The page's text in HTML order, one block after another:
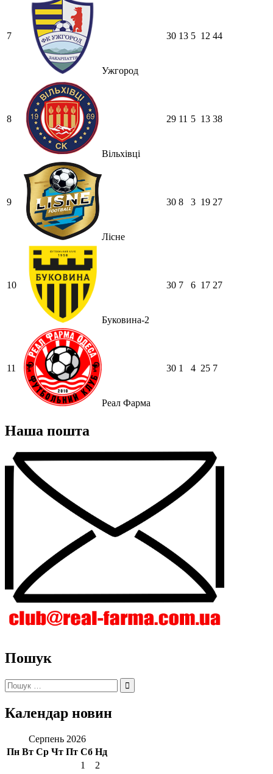
7
Ужгород
30 13 5 12 44
8
Вільхівці
29 11 5 13 38
9
Лісне
30 8 3 19 27
10
Буковина-2
30 7 6 17 27
11
Реал Фарма
30 1 4 25 7
Наша пошта
Пошук
Пошук:
Календар новин
Серпень 2026
Пн Вт Ср Чт Пт Сб Нд
1
2